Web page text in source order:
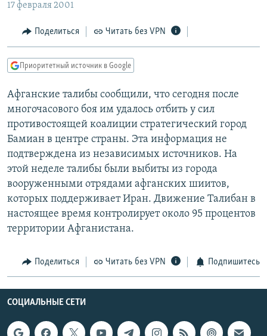
Вернутся
поискуСЕВЕР.РЕАЛИИ
СИБИРЬ.РЕАЛИИ
ПОДПИШИТЕСЬ НА РАССЫЛКУ
СОЦИАЛЬНЫЕ СЕТИ
Все сайты РСЕ/РС
17 февраля 2001
Поделиться Читать без VPN
Приоритетный источник в Google
Афганские талибы сообщили, что сегодня после
многочасового боя им удалось отбить у сил
противостоящей коалиции стратегический город
Бамиан в центре страны. Эта информация не
подтверждена из независимых источников. На
этой неделе талибы были выбиты из города
вооруженными отрядами афганских шиитов,
которых поддерживает Иран. Движение Талибан в
настоящее время контролирует около 95 процентов
территории Афганистана.
Поделиться Читать без VPN Подпишитесь
СОЦИАЛЬНЫЕ СЕТИ